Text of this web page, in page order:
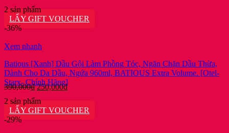
là:
250,000₫.là:
2 sản phẩm
LẤY GIFT VOUCHER
-36%
Xem nhanh
Batious [Xanh] Dầu Gội Làm Phồng Tóc, Ngăn Chặn Dầu Thừa,
Dành Cho Da Dầu, Ngứa 960ml, BATIOUS Extra Volume. [Otel-
Starx- Chính Hãng]
390,000₫Giá
là:
390,000₫.
250,000₫Giá
là:
2 sản phẩm
LẤY GIFT VOUCHER
-29%